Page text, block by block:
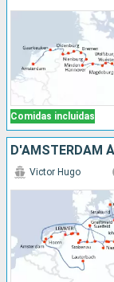
Comidas incluidas
Victor Hugo